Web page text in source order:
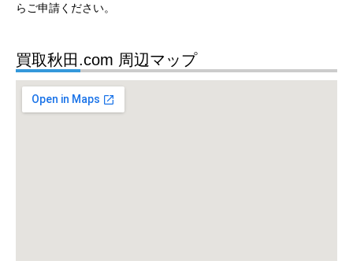
らご申請ください。
買取秋田.com 周辺マップ